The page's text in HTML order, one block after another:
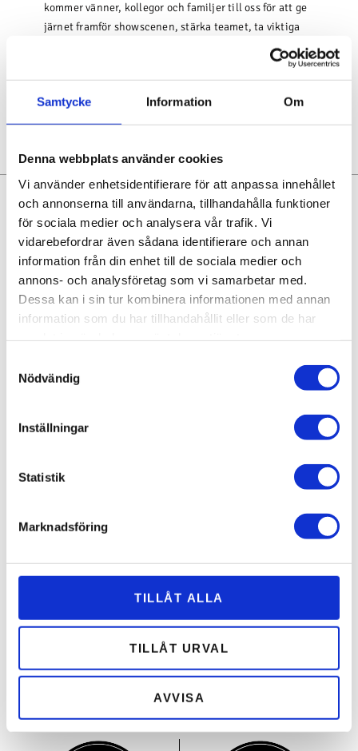
Samtycke Information Om
Denna webbplats använder cookies
Vi använder enhetsidentifierare för att anpassa innehållet
och annonserna till användarna, tillhandahålla funktioner
för sociala medier och analysera vår trafik. Vi
vidarebefordrar även sådana identifierare och annan
information från din enhet till de sociala medier och
annons- och analysföretag som vi samarbetar med.
Dessa kan i sin tur kombinera informationen med annan
information som du har tillhandahållit eller som de har
Nödvändig
Inställningar
Statistik
Marknadsföring
TILLÅT ALLA
TILLÅT URVAL
AVVISA
kommer vänner, kollegor och familjer till oss för att ge
järnet framför showscenen, stärka teamet, ta viktiga
Våra evenemang
Garden spa för
Garden spa för
Sommar för vuxna Sommar för barn